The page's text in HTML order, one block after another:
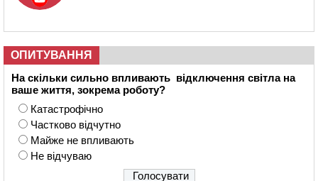
ОПИТУВАННЯ
На скільки сильно впливають відключення світла на
ваше життя, зокрема роботу?
Катастрофічно
Частково відчутно
Майже не впливають
Не відчуваю